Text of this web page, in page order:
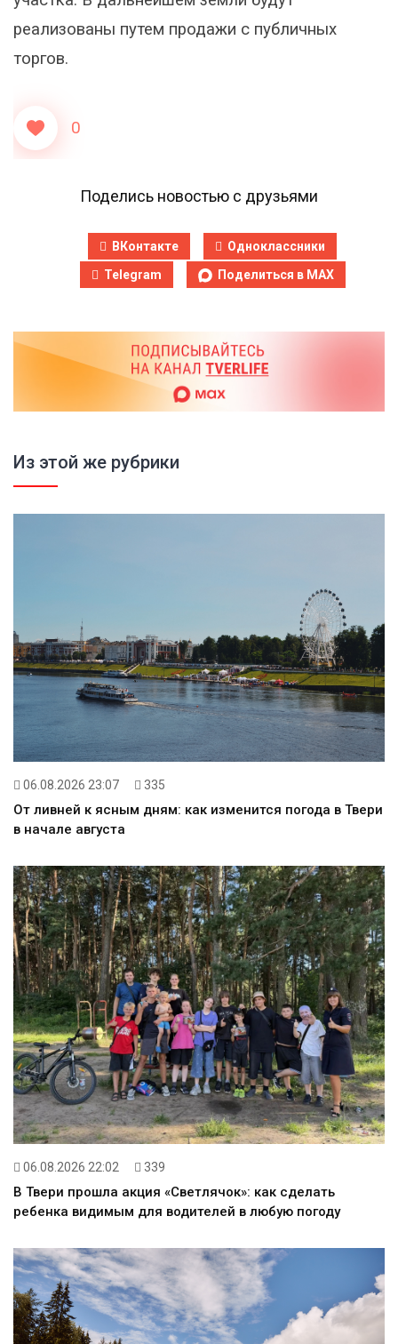
реализованы путем продажи с публичных
торгов.
0
Поделись новостью с друзьями
ВКонтакте
Одноклассники
Telegram
Поделиться в MAX
Из этой же рубрики
06.08.2026 23:07 335
От ливней к ясным дням: как изменится погода в Твери
в начале августа
06.08.2026 22:02 339
В Твери прошла акция «Светлячок»: как сделать
ребенка видимым для водителей в любую погоду